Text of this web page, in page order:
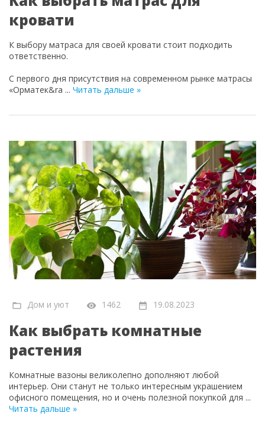
кровати
К выбору матраса для своей кровати стоит подходить
ответственно.
С первого дня присутствия на современном рынке матрасы
«Орматек&ra ... Читать дальше »
Дом и уют 1462 19.08.2023
Как выбрать комнатные
растения
Комнатные вазоны великолепно дополняют любой
интерьер. Они станут не только интересным украшением
офисного помещения, но и очень полезной покупкой для ...
Читать дальше »